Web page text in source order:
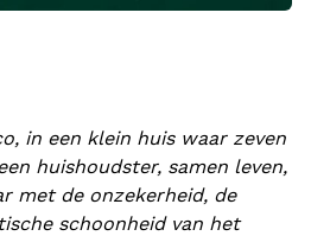
in een klein huis waar zeven
huishoudster, samen leven,
met de onzekerheid, de
schoonheid van het